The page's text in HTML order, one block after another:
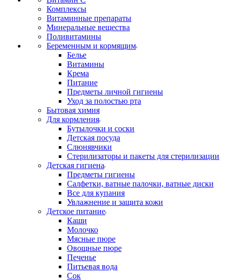
Комплексы
Витаминные препараты
Минеральные вещества
Поливитамины
Беременным и кормящим
Белье
Витамины
Крема
Питание
Предметы личной гигиены
Уход за полостью рта
Бытовая химия
Для кормления
Бутылочки и соски
Детская посуда
Слюнявчики
Стерилизаторы и пакеты для стерилизации
Детская гигиена
Предметы гигиены
Салфетки, ватные палочки, ватные диски
Все для купания
Увлажнение и защита кожи
Детское питание
Каши
Молочко
Мясные пюре
Овощные пюре
Печенье
Питьевая вода
Сок